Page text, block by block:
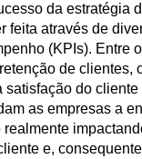
da estratégia
feita através de
(KPIs). Entre
de clientes,
satisfação do
as empresas a
e,